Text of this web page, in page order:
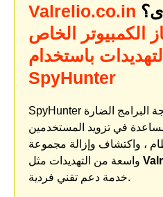
Valrelio.co.in
الخاص
باستخدام
SpyHunter
SpyHunter هي أداة قوية لمعالجة البرامج الضارة
في تزويد المستخدمين
، واكتشاف وإزالة مجموعة
خدمة دعم تقني فردية.